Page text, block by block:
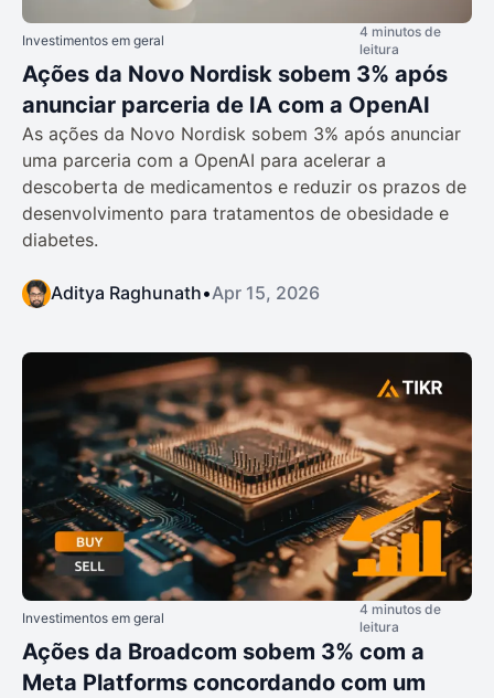
Investimentos em geral
4 minutos de
leitura
Ações da Novo Nordisk sobem 3% após
anunciar parceria de IA com a OpenAI
As ações da Novo Nordisk sobem 3% após anunciar
uma parceria com a OpenAI para acelerar a
descoberta de medicamentos e reduzir os prazos de
desenvolvimento para tratamentos de obesidade e
diabetes.
Aditya Raghunath•Apr 15, 2026
Investimentos em geral
4 minutos de
leitura
Ações da Broadcom sobem 3% com a
Meta Platforms concordando com um